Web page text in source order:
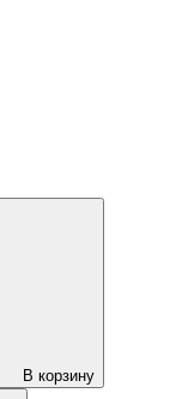
В корзину